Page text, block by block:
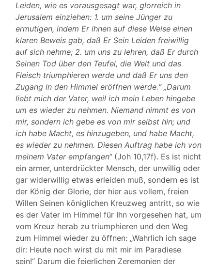
Leiden, wie es vorausgesagt war, glorreich in
Jerusalem einziehen: 1. um seine Jünger zu
ermutigen, indem Er ihnen auf diese Weise einen
klaren Beweis gab, daß Er Sein Leiden freiwillig
auf sich nehme; 2. um uns zu lehren, daß Er durch
Seinen Tod über den Teufel, die Welt und das
Fleisch triumphieren werde und daß Er uns den
Zugang in den Himmel eröffnen werde.“ „Darum
liebt mich der Vater, weil ich mein Leben hingebe
um es wieder zu nehmen. Niemand nimmt es von
mir, sondern ich gebe es von mir selbst hin; und
ich habe Macht, es hinzugeben, und habe Macht,
es wieder zu nehmen. Diesen Auftrag habe ich von
meinem Vater empfangen“(Joh 10,17f). Es ist nicht
ein armer, unterdrückter Mensch, der unwillig oder
gar widerwillig etwas erleiden muß, sondern es ist
der König der Glorie, der hier aus vollem, freien
Willen Seinen königlichen Kreuzweg antritt, so wie
es der Vater im Himmel für Ihn vorgesehen hat, um
vom Kreuz herab zu triumphieren und den Weg
zum Himmel wieder zu öffnen: „Wahrlich ich sage
dir: Heute noch wirst du mit mir im Paradiese
sein!“ Darum die feierlichen Zeremonien der